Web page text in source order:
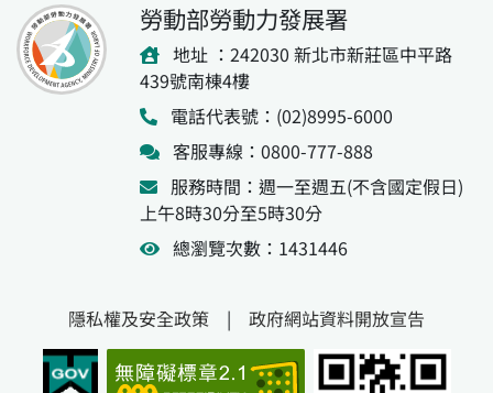
勞動部勞動力發展署
地址 ：242030 新北市新莊區中平路
439號南棟4樓
電話代表號：(02)8995-6000
客服專線：0800-777-888
服務時間：週一至週五(不含國定假日)
上午8時30分至5時30分
總瀏覽次數：1431446
隱私權及安全政策 | 政府網站資料開放宣告